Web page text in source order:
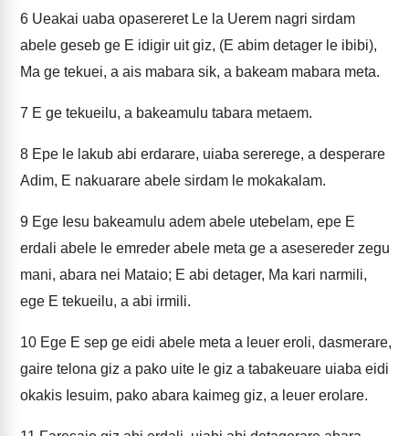
6 Ueakai uaba opasereret Le la Uerem nagri sirdam
abele geseb ge E idigir uit giz, (E abim detager le ibibi),
Ma ge tekuei, a ais mabara sik, a bakeam mabara meta.
7 E ge tekueilu, a bakeamulu tabara metaem.
8 Epe le lakub abi erdarare, uiaba sererege, a desperare
Adim, E nakuarare abele sirdam le mokakalam.
9 Ege Iesu bakeamulu adem abele utebelam, epe E
erdali abele le emreder abele meta ge a asesereder zegu
mani, abara nei Mataio; E abi detager, Ma kari narmili,
ege E tekueilu, a abi irmili.
10 Ege E sep ge eidi abele meta a leuer eroli, dasmerare,
gaire telona giz a pako uite le giz a tabakeuare uiaba eidi
okakis Iesuim, pako abara kaimeg giz, a leuer erolare.